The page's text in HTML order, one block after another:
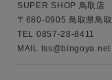
SUPER SHOP 鳥取店
〒680-0905 鳥取県鳥
TEL 0857-28-8411
MAIL tss@bingoya.net